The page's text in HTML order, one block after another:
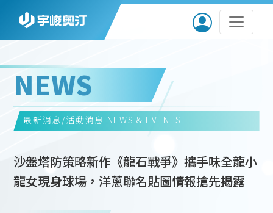
NEWS
最新消息/活動消息 NEWS & EVENTS
沙盤塔防策略新作《龍石戰爭》攜手味全龍小
龍女現身球場，洋蔥聯名貼圖情報搶先揭露